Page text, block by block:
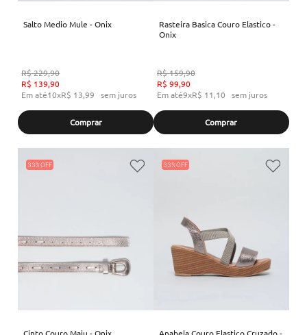
Salto Medio Mule - Onix
R$229,90
R$ 139,90
Em até10xR$ 13,99 sem juros
Comprar
Rasteira Basica Couro Elastico -
Onix
R$159,90
R$ 99,90
Em até9xR$ 11,10 sem juros
Comprar
33% 33%